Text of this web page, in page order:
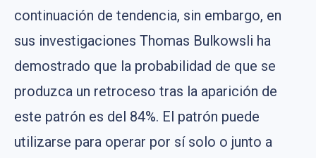
continuación de tendencia, sin embargo, en
sus investigaciones Thomas Bulkowsli ha
demostrado que la probabilidad de que se
produzca un retroceso tras la aparición de
este patrón es del 84%. El patrón puede
utilizarse para operar por sí solo o junto a